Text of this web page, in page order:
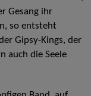
Gesang ihr
so entsteht
Gipsy-Kings, der
auch die Seele